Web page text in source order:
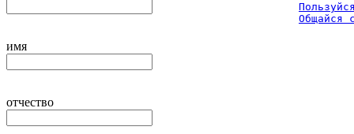
имя
отчество
Общайся